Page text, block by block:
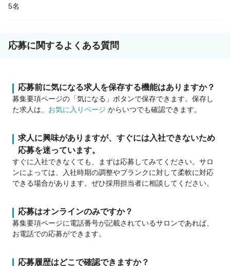
5名
応募に関するよくある質問
応募前に気になる求人を保存する機能はありますか？
募集要項ページの「気になる」ボタンで保存できます。保存し
た求人は、 お気に入りページ からいつでも確認できます。
求人に興味がありますが、すぐには入社できないため
応募を迷っています。
すぐに入社できなくても、まずは応募してみてください。サロ
ンによっては、入社時期の調整やブランクに対して柔軟に対応
できる場合があります。ぜひ採用担当者に相談してください。
応募はオンラインのみですか？
募集要項ページに電話番号が記載されているサロンであれば、
お電話での応募ができます。
応募履歴はどこで確認できますか？